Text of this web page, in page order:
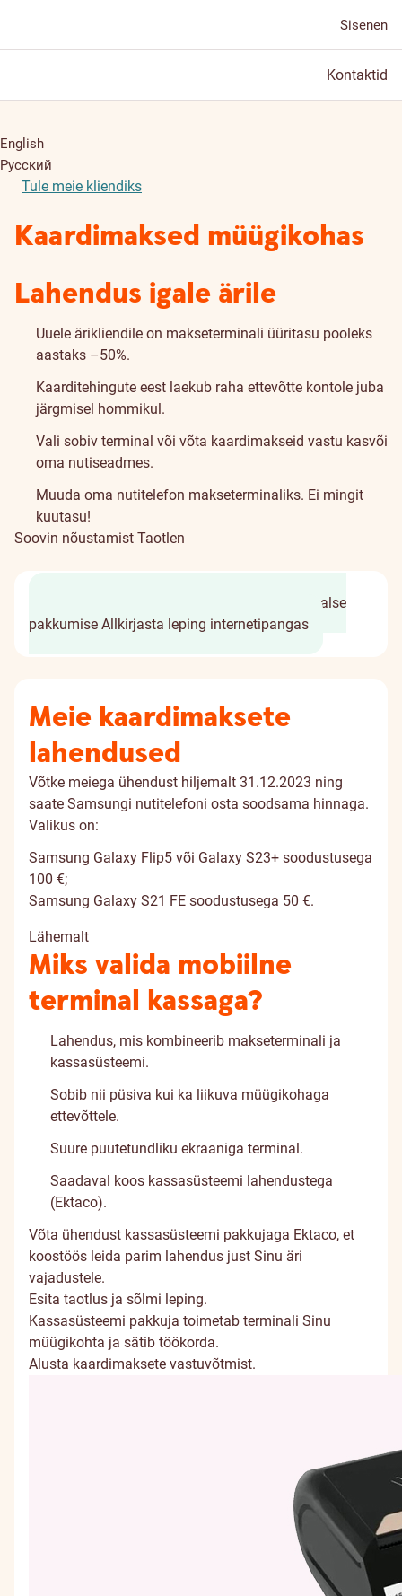
Sisenen
Kontaktid
English
Русский
Tule meie kliendiks
Kaardimaksed müügikohas
Lahendus igale ärile
Uuele ärikliendile on makseterminali üüritasu pooleks
aastaks –50%.
Kaarditehingute eest laekub raha ettevõtte kontole juba
järgmisel hommikul.
Vali sobiv terminal või võta kaardimakseid vastu kasvõi
oma nutiseadmes.
Muuda oma nutitelefon makseterminaliks. Ei mingit
kuutasu!
Soovin nõustamist Taotlen
Saad personaalse
pakkumise Allkirjasta leping internetipangas
Meie kaardimaksete
lahendused
Võtke meiega ühendust hiljemalt 31.12.2023 ning
saate Samsungi nutitelefoni osta soodsama hinnaga.
Valikus on:
Samsung Galaxy Flip5 või Galaxy S23+ soodustusega
100 €;
Samsung Galaxy S21 FE soodustusega 50 €.
Lähemalt
Miks valida mobiilne
terminal kassaga?
Lahendus, mis kombineerib makseterminali ja
kassasüsteemi.
Sobib nii püsiva kui ka liikuva müügikohaga
ettevõttele.
Suure puutetundliku ekraaniga terminal.
Saadaval koos kassasüsteemi lahendustega
(Ektaco).
Võta ühendust kassasüsteemi pakkujaga Ektaco, et
koostöös leida parim lahendus just Sinu äri
vajadustele.
Esita taotlus ja sõlmi leping.
Kassasüsteemi pakkuja toimetab terminali Sinu
müügikohta ja sätib töökorda.
Alusta kaardimaksete vastuvõtmist.